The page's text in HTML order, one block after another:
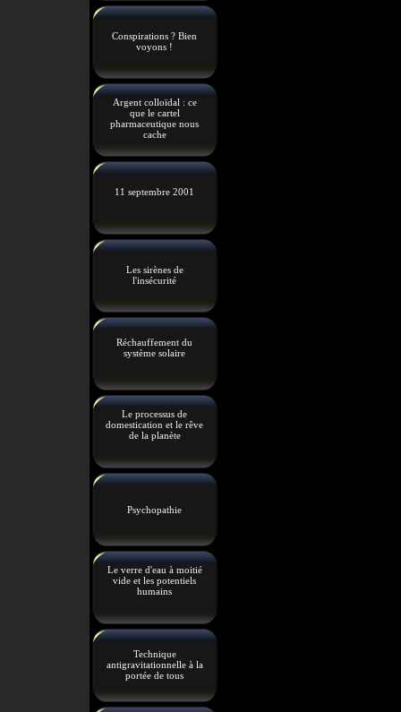
Conspirations ? Bien
voyons !
Argent colloïdal : ce
que le cartel
pharmaceutique nous
cache
11 septembre 2001
Les sirènes de
l'insécurité
Réchauffement du
système solaire
Le processus de
domestication et le rêve
de la planète
Psychopathie
Le verre d'eau à moitié
vide et les potentiels
humains
Technique
antigravitationnelle à la
portée de tous